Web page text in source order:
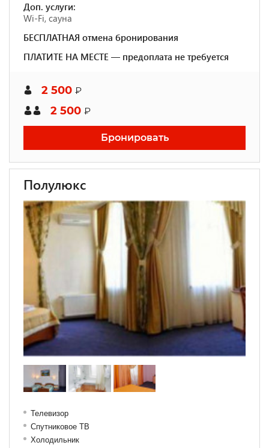
Доп. услуги:
Wi-Fi, сауна
БЕСПЛАТНАЯ отмена бронирования
ПЛАТИТЕ НА МЕСТЕ — предоплата не требуется
2 500 ₽
2 500 ₽
Бронировать
Полулюкс
Телевизор
Спутниковое ТВ
Холодильник